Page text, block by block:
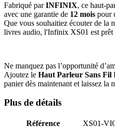
Fabriqué parINFINIX, ce haut-
avec une garantie de 12 mois pour
Que vous souhaitiez écouter de la
livres audio, l'Infinix XS01 est
Ne manquez pas l’opportunité
Ajoutez le Haut Parleur Sans Fil
panier dès maintenant et laissez la
Plus de détails
Référence
XS01-